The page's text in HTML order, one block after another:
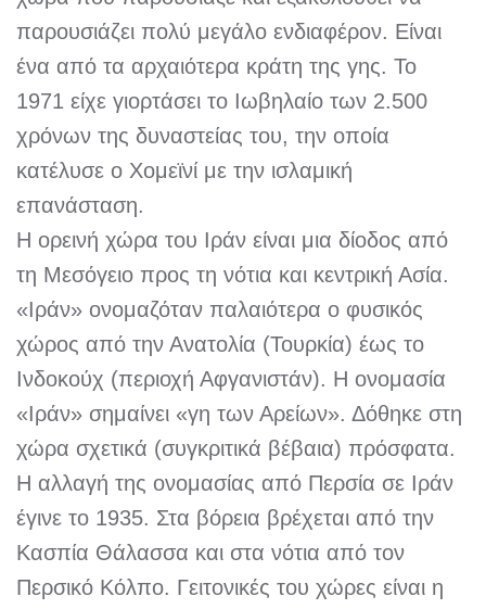
παρουσιάζει πολύ μεγάλο ενδιαφέρον. Είναι
ένα από τα αρχαιότερα κράτη της γης. Το
1971 είχε γιορτάσει το Ιωβηλαίο των 2.500
χρόνων της δυναστείας του, την οποία
κατέλυσε ο Χομεϊνί με την ισλαμική
επανάσταση.
Η ορεινή χώρα του Ιράν είναι μια δίοδος από
τη Μεσόγειο προς τη νότια και κεντρική Ασία.
«Ιράν» ονομαζόταν παλαιότερα ο φυσικός
χώρος από την Ανατολία (Τουρκία) έως το
Ινδοκούχ (περιοχή Αφγανιστάν). Η ονομασία
«Ιράν» σημαίνει «γη των Αρείων». Δόθηκε στη
χώρα σχετικά (συγκριτικά βέβαια) πρόσφατα.
Η αλλαγή της ονομασίας από Περσία σε Ιράν
έγινε το 1935. Στα βόρεια βρέχεται από την
Κασπία Θάλασσα και στα νότια από τον
Περσικό Κόλπο. Γειτονικές του χώρες είναι η